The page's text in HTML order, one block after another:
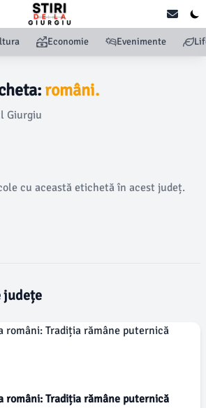
Economie Evenimente
români.
Giurgiu
cu această etichetă în acest județ.
județe
români: Tradiția rămâne puternică